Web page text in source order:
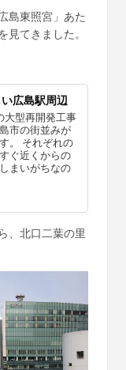
島東照宮」あた
見てきました。
広島駅周辺
大型再開発工事
市の街並みが
。 それぞれの
ぐ近くからの
まいがちなの
、北口二葉の里